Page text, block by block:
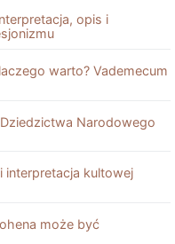
opis i
warto? Vademecum
Narodowego
interpretacja kultowej
może być